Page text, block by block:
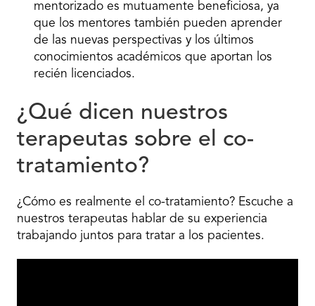
mentorizado es mutuamente beneficiosa, ya
que los mentores también pueden aprender
de las nuevas perspectivas y los últimos
conocimientos académicos que aportan los
recién licenciados.
¿Qué dicen nuestros
terapeutas sobre el co-
tratamiento?
¿Cómo es realmente el co-tratamiento? Escuche a
nuestros terapeutas hablar de su experiencia
trabajando juntos para tratar a los pacientes.